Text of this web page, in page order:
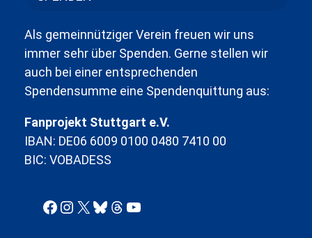
Als gemeinnütziger Verein freuen wir uns
immer sehr über Spenden. Gerne stellen wir
auch bei einer entsprechenden
Spendensumme eine Spendenquittung aus:
Fanprojekt Stuttgart e.V.
IBAN: DE06 6009 0100 0480 7410 00
BIC: VOBADESS
Facebook
Instagram
X Bluesky
Threads
YouTube